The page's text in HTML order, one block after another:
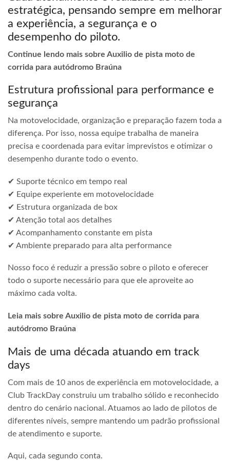
estratégica, pensando sempre em melhorar
a experiência, a segurança e o
desempenho do piloto.
Continue lendo mais sobre Auxilio de pista moto de
corrida para autódromo Braúna
Estrutura profissional para performance e
segurança
Na motovelocidade, organização e preparação fazem toda a
diferença. Por isso, nossa equipe trabalha de maneira
precisa e coordenada para evitar imprevistos e otimizar o
desempenho durante todo o evento.
✔ Suporte técnico em tempo real
✔ Equipe experiente em motovelocidade
✔ Estrutura organizada de box
✔ Atenção total aos detalhes
✔ Acompanhamento constante em pista
✔ Ambiente preparado para alta performance
Nosso foco é reduzir a pressão sobre o piloto e oferecer
todo o suporte necessário para que ele aproveite ao
máximo cada volta.
Leia mais sobre Auxilio de pista moto de corrida para
autódromo Braúna
Mais de uma década atuando em track
days
Com mais de 10 anos de experiência em motovelocidade, a
Club TrackDay construiu um trabalho sólido e reconhecido
dentro do cenário nacional. Atuamos ao lado de pilotos de
diferentes níveis, sempre mantendo um padrão profissional
de atendimento e suporte.
Aqui, cada segundo conta.